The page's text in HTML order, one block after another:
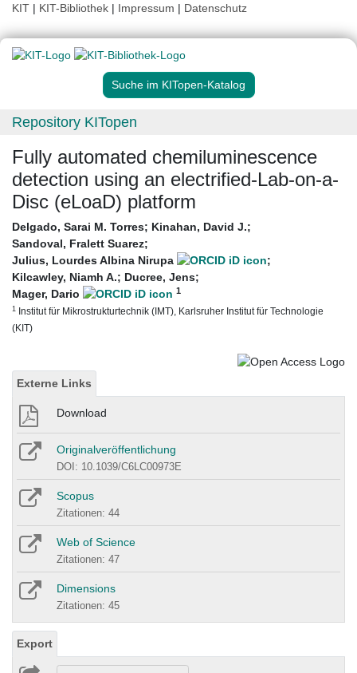
KIT | KIT-Bibliothek | Impressum | Datenschutz
Suche im KITopen-Katalog
Repository KITopen
Fully automated chemiluminescence
detection using an electrified-Lab-on-a-
Disc (eLoaD) platform
Delgado, Sarai M. Torres; Kinahan, David J.;
Sandoval, Fralett Suarez;
Julius, Lourdes Albina Nirupa
;
Kilcawley, Niamh A.; Ducree, Jens;
Mager, Dario
1
1 Institut für Mikrostrukturtechnik (IMT), Karlsruher Institut für Technologie
(KIT)
Externe Links
Download
Originalveröffentlichung
DOI: 10.1039/C6LC00973E
Scopus
Zitationen: 44
Web of Science
Zitationen: 47
Dimensions
Zitationen: 45
Export